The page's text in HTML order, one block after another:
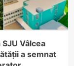
Vâlcea
a semnat